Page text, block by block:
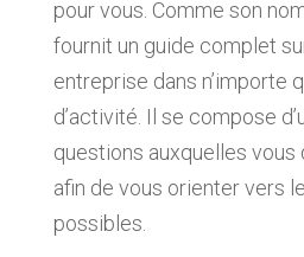
pour vous. Comme son
fournit un guide complet
entreprise dans n’importe
d’activité. Il se compose
questions auxquelles vous
afin de vous orienter vers
possibles.